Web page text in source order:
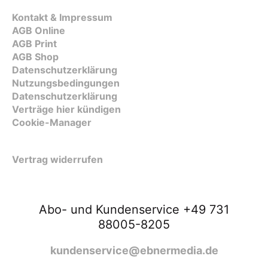
Kontakt & Impressum
AGB Online
AGB Print
AGB Shop
Datenschutzerklärung
Nutzungsbedingungen
Datenschutzerklärung
Verträge hier kündigen
Cookie-Manager
Vertrag widerrufen
Abo- und Kundenservice +49 731
88005-8205
kundenservice@ebnermedia.de